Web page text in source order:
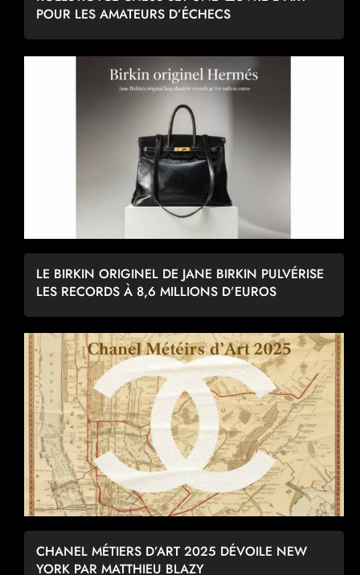
POUR LES AMATEURS D’ÉCHECS
LE BIRKIN ORIGINEL DE JANE BIRKIN PULVÉRISE
LES RECORDS À 8,6 MILLIONS D’EUROS
CHANEL MÉTIERS D’ART 2025 DÉVOILE NEW
YORK PAR MATTHIEU BLAZY